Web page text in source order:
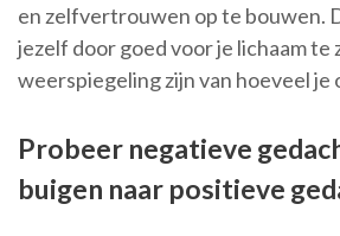
en zelfvertrouwen op te bouwen.
jezelf door goed voor je lichaam te
weerspiegeling zijn van hoeveel je
Probeer negatieve
buigen naar positieve